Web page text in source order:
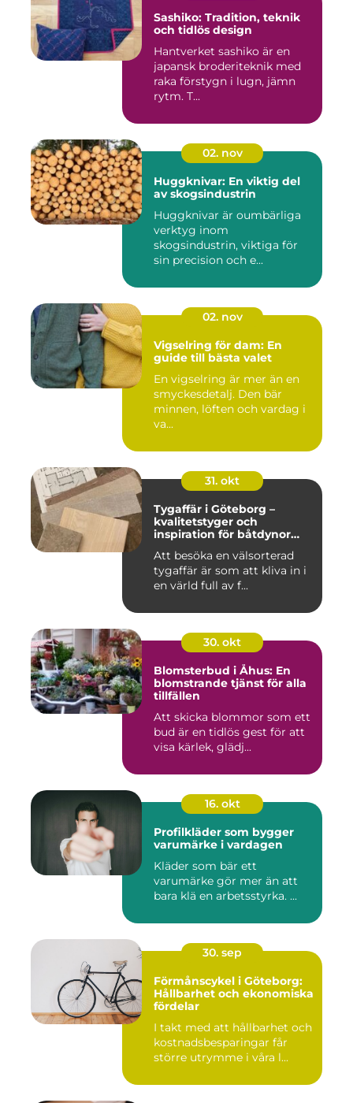
Sashiko: Tradition, teknik
och tidlös design
Hantverket sashiko är en
japansk broderiteknik med
raka förstygn i lugn, jämn
rytm. T...
02. nov
Huggknivar: En viktig del
av skogsindustrin
Huggknivar är oumbärliga
verktyg inom
skogsindustrin, viktiga för
sin precision och e...
02. nov
Vigselring för dam: En
guide till bästa valet
En vigselring är mer än en
smyckesdetalj. Den bär
minnen, löften och vardag i
va...
31. okt
Tygaffär i Göteborg –
kvalitetstyger och
inspiration för båtdynor
Att besöka en välsorterad
tygaffär är som att kliva in i
en värld full av f...
30. okt
Blomsterbud i Åhus: En
blomstrande tjänst för alla
tillfällen
Att skicka blommor som ett
bud är en tidlös gest för att
visa kärlek, glädj...
16. okt
Profilkläder som bygger
varumärke i vardagen
Kläder som bär ett
varumärke gör mer än att
bara klä en arbetsstyrka. ...
30. sep
Förmånscykel i Göteborg:
Hållbarhet och ekonomiska
fördelar
I takt med att hållbarhet och
kostnadsbesparingar får
större utrymme i våra l...